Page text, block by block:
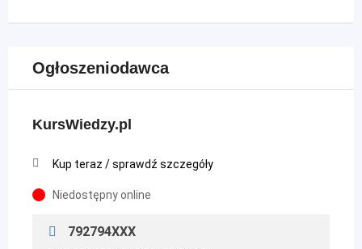
Ogłoszeniodawca
KursWiedzy.pl
Kup teraz / sprawdź szczegóły
Niedostępny online
792794XXX